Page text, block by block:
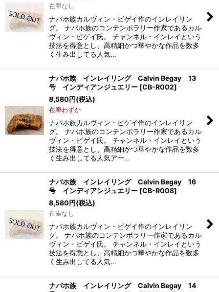
絞り込む
在庫なし
ナバホ族カルヴィン・ビゲイ作のインレイリン
グ。 ナバホ族のコンテンポラリー作家であるカル
ヴィン・ビゲイ氏。 チャンネル・インレイという
技法を得意とし、高精細かつ華やかな作品を数多
く生み出してる人気…
ナバホ族 インレイリング Calvin Begay 13
号 インディアンジュエリー [CB-R002]
8,580円(税込)
在庫わずか
ナバホ族カルヴィン・ビゲイ作のインレイリン
グ。 ナバホ族のコンテンポラリー作家であるカル
ヴィン・ビゲイ氏。 チャンネル・インレイという
技法を得意とし、高精細かつ華やかな作品を数多
く生み出してる人気アー…
ナバホ族 インレイリング Calvin Begay 16
号 インディアンジュエリー [CB-R008]
8,580円(税込)
在庫なし
ナバホ族カルヴィン・ビゲイ作のインレイリン
グ。 ナバホ族のコンテンポラリー作家であるカル
ヴィン・ビゲイ氏。 チャンネル・インレイという
技法を得意とし、高精細かつ華やかな作品を数多
く生み出してる人気…
ナバホ族 インレイリング Calvin Begay 14